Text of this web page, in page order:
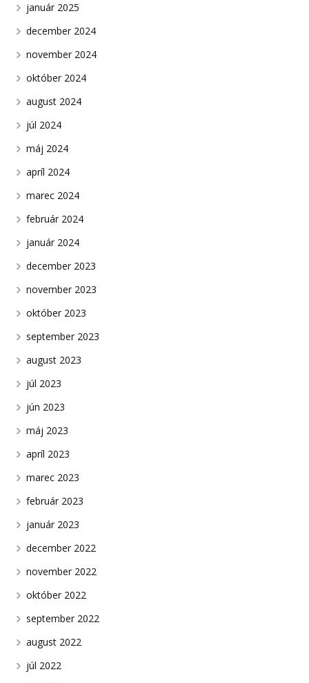
január 2025
december 2024
november 2024
október 2024
august 2024
júl 2024
máj 2024
apríl 2024
marec 2024
február 2024
január 2024
december 2023
november 2023
október 2023
september 2023
august 2023
júl 2023
jún 2023
máj 2023
apríl 2023
marec 2023
február 2023
január 2023
december 2022
november 2022
október 2022
september 2022
august 2022
júl 2022